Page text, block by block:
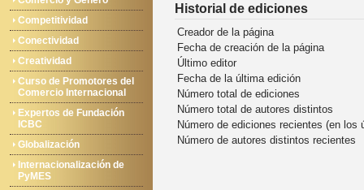
Competitividad
Conectividad
Creatividad
Curso de Promotores del
Comercio Internacional
Expertos de Fundación
ICBC
Globalización
Internacionalización de
PyMES
Historial de ediciones
Creador de la página
Fecha de creación de la página
Último editor
Fecha de la última edición
Número total de ediciones
Número total de autores distintos
Número de ediciones recientes (en los
Número de autores distintos recientes